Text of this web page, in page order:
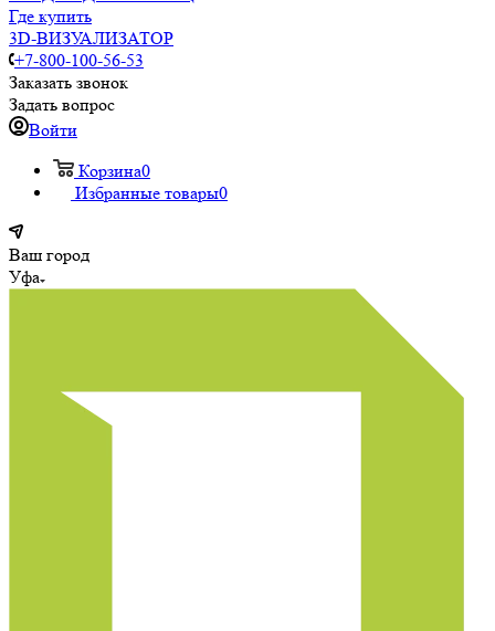
Где купить
3D-ВИЗУАЛИЗАТОР
+7-800-100-56-53
Заказать звонок
Задать вопрос
Войти
Корзина0
Избранные товары0
Ваш город
Уфа